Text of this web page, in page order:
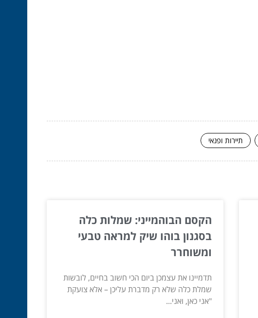
תיירות ופנאי
הקסם הבוהמייני: שמלות כלה
בסגנון בוהו שיק למראה טבעי
ומשוחרר
תדמיינו את עצמכן ביום הכי חשוב בחיים, לובשות
שמלת כלה שלא רק מדברת עליכן – אלא צועקת
"אני כאן, ואני...